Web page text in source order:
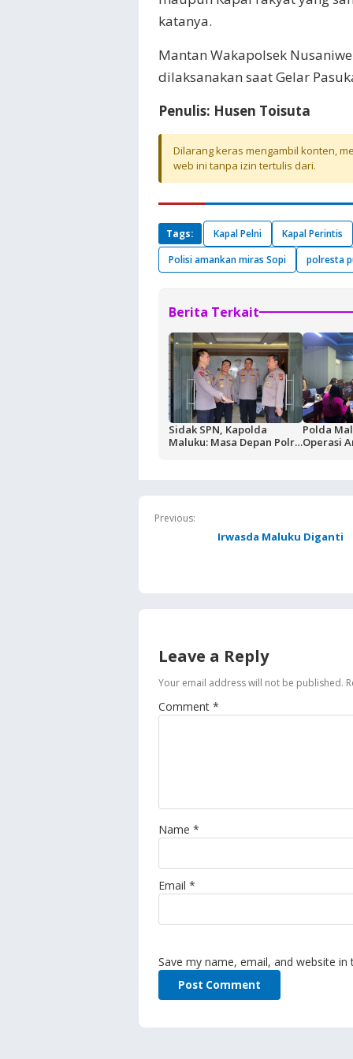
katanya.
Mantan Wakapolsek
dilaksanakan saat Gelar
Penulis: Husen Toisuta
Dilarang keras mengambil konten,
web ini tanpa izin tertulis dari.
Tags: Kapal Pelni
Kapal Perintis
Polisi amankan miras Sopi
polresta
Berita Terkait
Sidak SPN, Kapolda
Maluku: Masa Depan Polri
Polda
Operasi
Previous:
Irwasda Maluku Diganti
Leave a Reply
Your email address will not be published.
Comment *
Name *
Email *
Save my name, email, and website